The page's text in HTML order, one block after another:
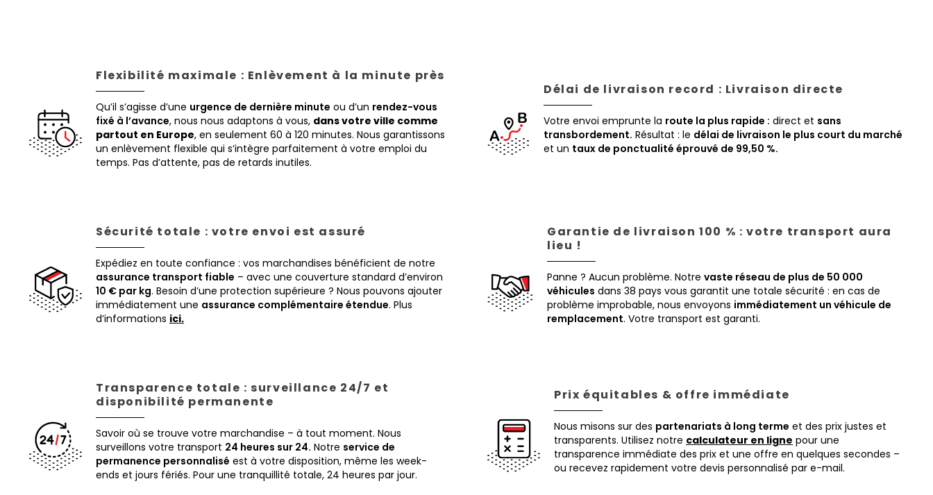
Flexibilité maximale : Enlèvement à la minute près
Qu’il s’agisse d’une urgence de dernière minute ou d’un rendez-vous
fixé à l’avance, nous nous adaptons à vous, dans votre ville comme
partout en Europe, en seulement 60 à 120 minutes. Nous garantissons
un enlèvement flexible qui s’intègre parfaitement à votre emploi du
temps. Pas d’attente, pas de retards inutiles.
Délai de livraison record : Livraison directe
Votre envoi emprunte la route la plus rapide : direct et sans
transbordement. Résultat : le délai de livraison le plus court du marché
et un taux de ponctualité éprouvé de 99,50 %.
Sécurité totale : votre envoi est assuré
Expédiez en toute confiance : vos marchandises bénéficient de notre
assurance transport fiable – avec une couverture standard d’environ
10 € par kg. Besoin d’une protection supérieure ? Nous pouvons ajouter
immédiatement une assurance complémentaire étendue. Plus
d’informations ici.
Garantie de livraison 100 % : votre transport aura
lieu !
Panne ? Aucun problème. Notre vaste réseau de plus de 50 000
véhicules dans 38 pays vous garantit une totale sécurité : en cas de
problème improbable, nous envoyons immédiatement un véhicule de
remplacement. Votre transport est garanti.
Transparence totale : surveillance 24/7 et
disponibilité permanente
Savoir où se trouve votre marchandise – à tout moment. Nous
surveillons votre transport 24 heures sur 24. Notre service de
permanence personnalisé est à votre disposition, même les week-
ends et jours fériés. Pour une tranquillité totale, 24 heures par jour.
Prix équitables & offre immédiate
Nous misons sur des partenariats à long terme et des prix justes et
transparents. Utilisez notre calculateur en ligne pour une
transparence immédiate des prix et une offre en quelques secondes –
ou recevez rapidement votre devis personnalisé par e-mail.